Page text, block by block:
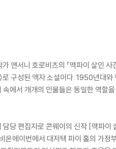
앤서니 호로비츠의 『맥파이 살인
구성된 액자 소설이다. 1950년대
에서 개개의 인물들은 동일한 역할
당 편집자로 콘웨이의 신작 [맥파
에이번에서 대저택 파이 홀의 가정